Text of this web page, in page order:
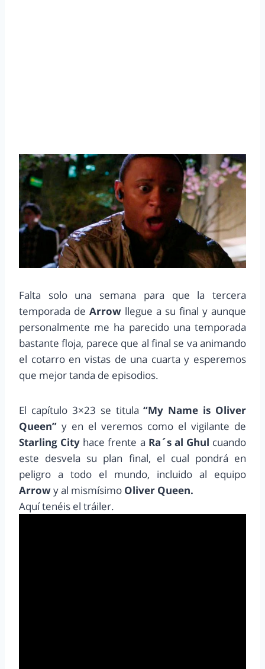
Falta solo una semana para que la tercera
temporada de Arrow llegue a su final y aunque
personalmente me ha parecido una temporada
bastante floja, parece que al final se va animando
el cotarro en vistas de una cuarta y esperemos
que mejor tanda de episodios.
El capítulo 3×23 se titula“My Name is Oliver
Queen” y en el veremos como el vigilante de
Starling City hace frente a Ra´s al Ghul cuando
este desvela su plan final, el cual pondrá en
peligro a todo el mundo, incluido al equipo
Arrowy al mismísimo Oliver Queen.
Aquí tenéis el tráiler.